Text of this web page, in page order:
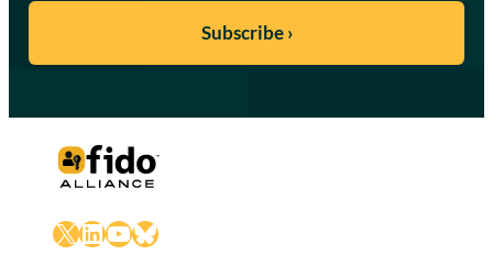
X LinkedIn
YouTube
Bluesky